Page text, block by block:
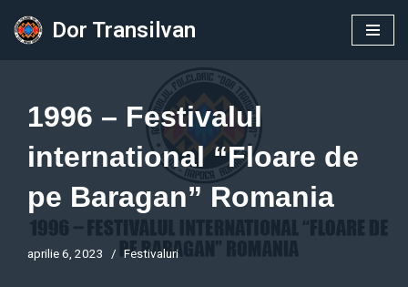
Sari
Dor Transilvan
1996 – Festivalul
international “Floare de
pe Baragan” Romania
aprilie 6, 2023 Festivaluri